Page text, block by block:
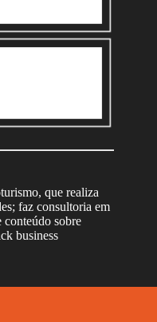
que realiza
faz consultoria em
conteúdo sobre
business